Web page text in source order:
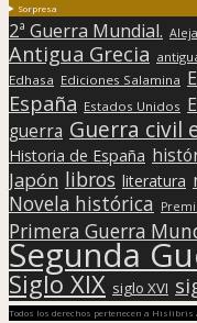
Sorpresa
2ª Guerra Mundial.
Antigua Grecia
Edhasa Ediciones Salamina
España Estados Unidos
guerra Guerra civil
Historia de España
Japón libros literatura
Novela histórica
Primera Guerra
Segunda
Siglo XIX siglo XVI
Todos los derechos pertenecen a